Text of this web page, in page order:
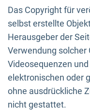
Das Copyright für
selbst erstellte
Herausgeber der
Verwendung solcher
Videosequenzen
elektronischen oder
ohne ausdrückliche
nicht gestattet.